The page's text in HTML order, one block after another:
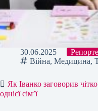
30.06.2025
Війна, Медицина,
Як Іванко заговорив
однієї сім’ї